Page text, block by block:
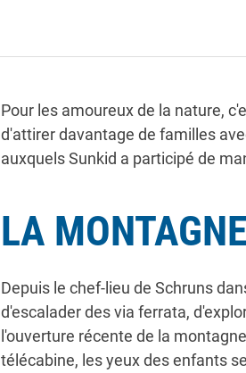
Pour les amoureux de la nature,
d'attirer davantage de familles
auxquels Sunkid a participé de
LA
Depuis le chef-lieu de Schruns
d'escalader des via ferrata,
l'ouverture récente de la
télécabine, les yeux des enfants